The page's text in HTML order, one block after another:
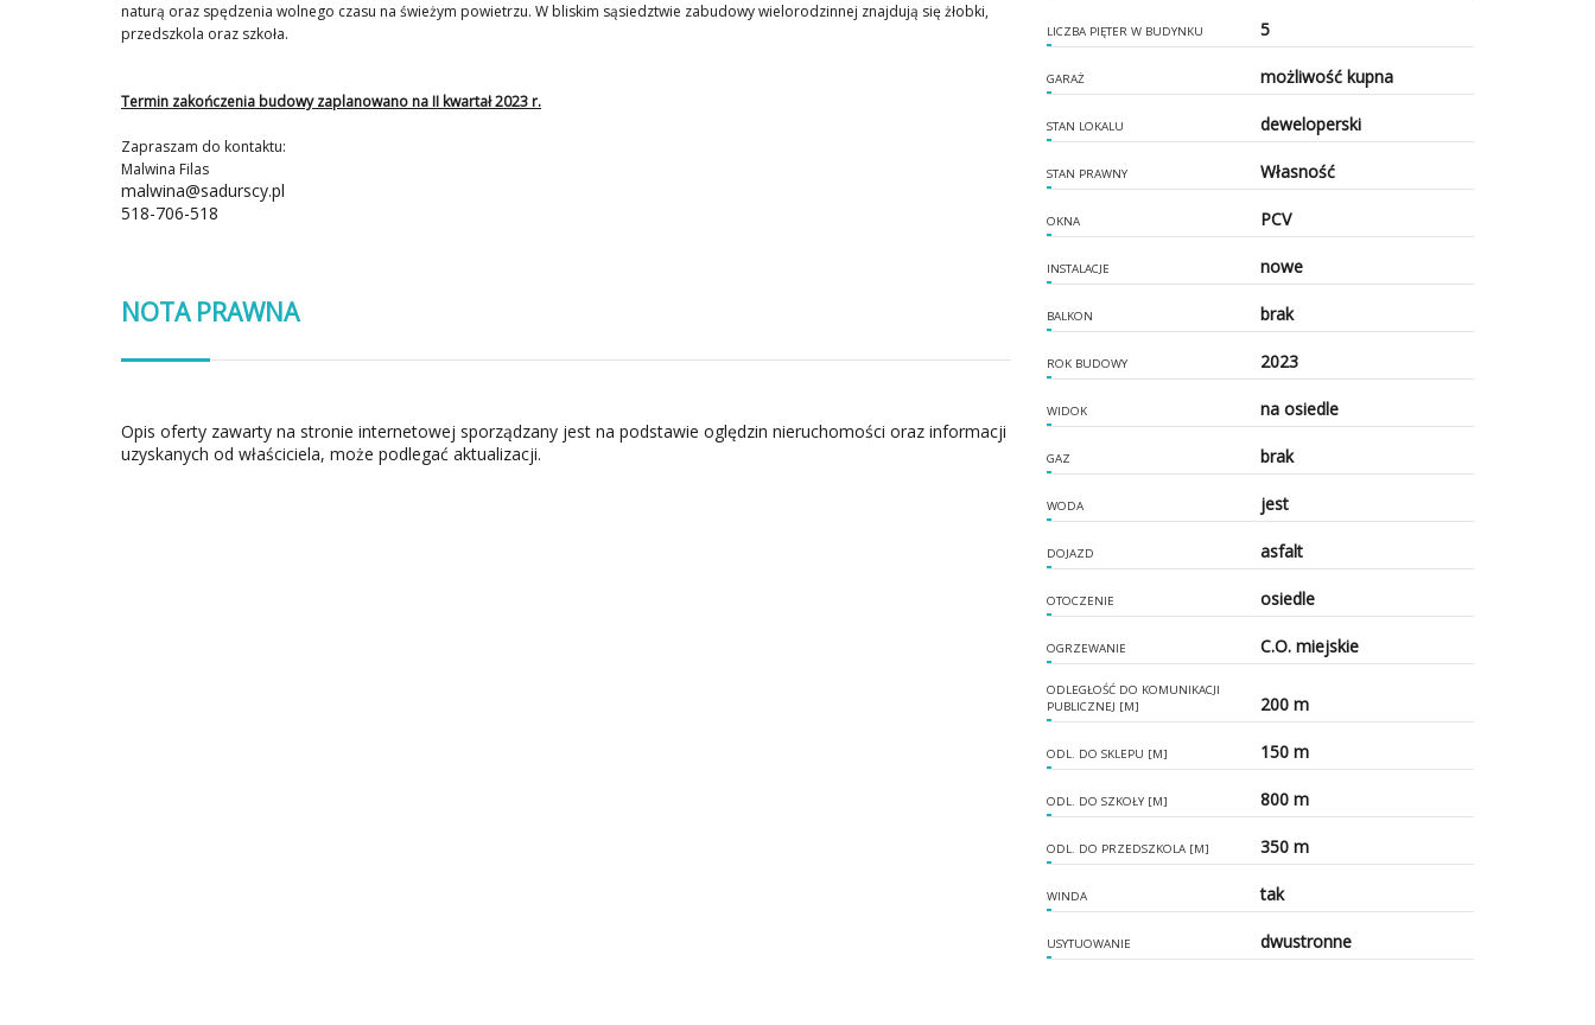
naturą oraz spędzenia wolnego czasu na świeżym powietrzu. W bliskim sąsiedztwie zabudowy wielorodzinnej znajdują się żłobki,
przedszkola oraz szkoła.
Termin zakończenia budowy zaplanowano na II kwartał 2023 r.
Zapraszam do kontaktu:
Malwina Filas
malwina@sadurscy.pl
518-706-518
NOTA PRAWNA
Opis oferty zawarty na stronie internetowej sporządzany jest na podstawie oględzin nieruchomości oraz informacji
uzyskanych od właściciela, może podlegać aktualizacji.
LICZBA PIĘTER W BUDYNKU 5
GARAŻ możliwość kupna
STAN LOKALU deweloperski
STAN PRAWNY Własność
OKNA PCV
INSTALACJE nowe
BALKON brak
ROK BUDOWY 2023
WIDOK na osiedle
GAZ brak
WODA jest
DOJAZD asfalt
OTOCZENIE osiedle
OGRZEWANIE C.O. miejskie
ODLEGŁOŚĆ DO KOMUNIKACJI
PUBLICZNEJ [M]
200 m
ODL. DO SKLEPU [M] 150 m
ODL. DO SZKOŁY [M] 800 m
ODL. DO PRZEDSZKOLA [M] 350 m
WINDA tak
USYTUOWANIE dwustronne